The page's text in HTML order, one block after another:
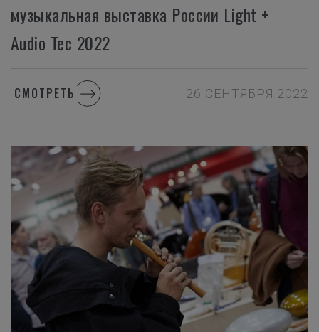
музыкальная выставка России Light +
Audio Tec 2022
СМОТРЕТЬ 26 СЕНТЯБРЯ 2022